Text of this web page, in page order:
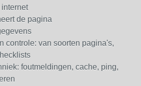
de pagina
controle: van soorten pagina's,
foutmeldingen, cache, ping,